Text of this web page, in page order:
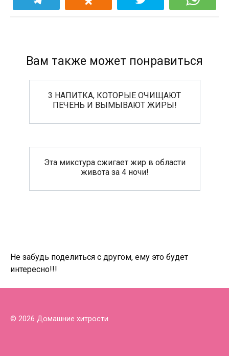
Вам также может понравиться
3 НАПИТКА, КОТОРЫЕ ОЧИЩАЮТ
ПЕЧЕНЬ И ВЫМЫВАЮТ ЖИРЫ!
Эта микстура сжигает жир в области
живота за 4 ночи!
Не забудь поделиться с другом, ему это будет
интересно!!!
© 2026 Домашние хитрости